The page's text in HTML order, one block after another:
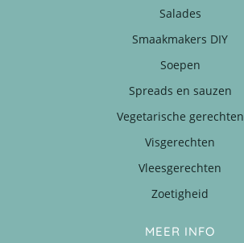
Salades
Smaakmakers DIY
Soepen
Spreads en sauzen
Vegetarische gerechten
Visgerechten
Vleesgerechten
Zoetigheid
MEER INFO